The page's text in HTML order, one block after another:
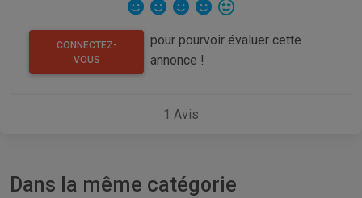
CONNECTEZ-
VOUS
pour pourvoir évaluer cette
annonce !
1 Avis
Dans la même catégorie